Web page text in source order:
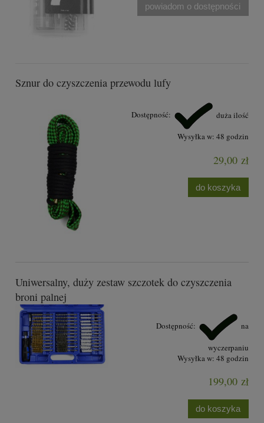
powiadom o dostępności
Sznur do czyszczenia przewodu lufy
Dostępność: duża ilość
Wysyłka w: 48 godzin
29,00 zł
do koszyka
Uniwersalny, duży zestaw szczotek do czyszczenia
broni palnej
Dostępność: na
wyczerpaniu
Wysyłka w: 48 godzin
199,00 zł
do koszyka